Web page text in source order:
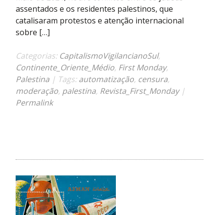
opaca
e,
assunto
é
política,
parece
assentados e os residentes palestinos, que
catalisaram protestos e atenção internacional
sobre […]
Categorias: CapitalismoVigilancianoSul,
Continente_Oriente_Médio, First Monday,
Palestina | Tags:automatização, censura,
moderação, palestina, Revista_First_Monday |
Permalink